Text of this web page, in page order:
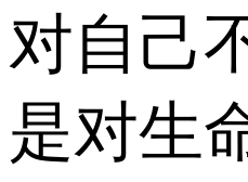
对自己
是对生